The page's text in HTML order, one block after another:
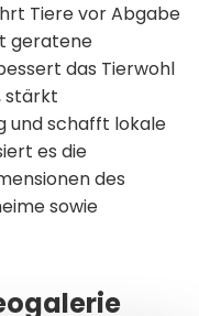
Tiere vor Abgabe
geratene
das Tierwohl
stärkt
und schafft lokale
es die
des
sowie